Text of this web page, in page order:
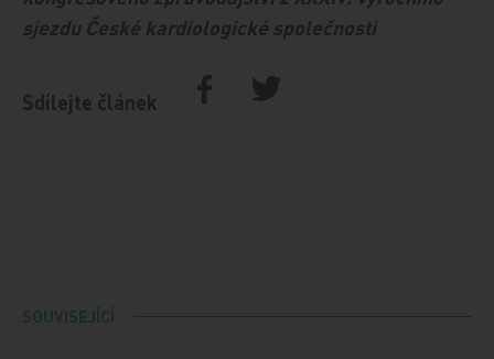
sjezdu České kardiologické společnosti
Sdílejte článek
SOUVISEJÍCÍ